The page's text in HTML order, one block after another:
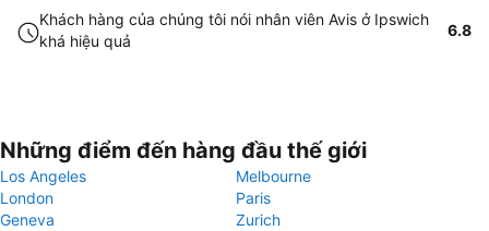
Khách hàng của chúng tôi nói nhân viên Avis ở Ipswich
khá hiệu quả
6.8
Những điểm đến hàng đầu thế giới
Los Angeles
Melbourne
London
Paris
Geneva
Zurich